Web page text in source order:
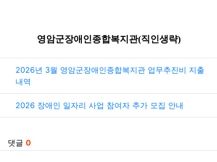
영암군장애인종합복지관(직인생략)
관련자료
2026년 3월 영암군장애인종합복지관 업무추진비 지출
내역
2026 장애인 일자리 사업 참여자 추가 모집 안내
댓글 0